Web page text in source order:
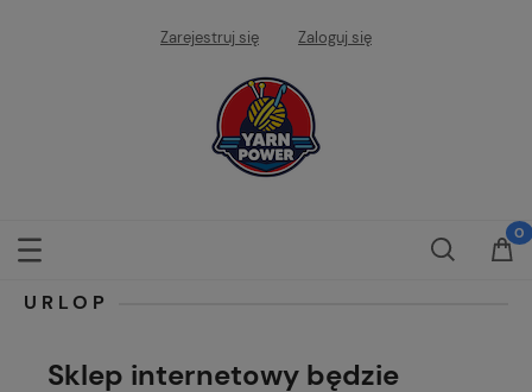
Zarejestruj się Zaloguj się
URLOP
Sklep internetowy będzie